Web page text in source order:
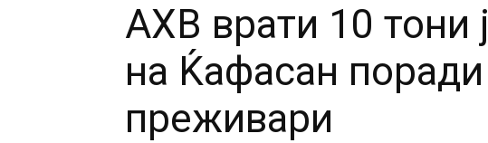
АХВ врати 10 тони
на Ќафасан
преживари